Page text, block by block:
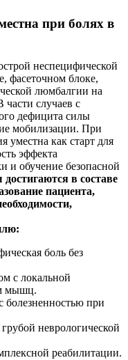
при болях в
неспецифической
фасеточном блоке,
люмбалгии на
случаев с
дефицита силы
мобилизации. При
уместна как старт для
эффекта
и обучение безопасной
в составе
пациента,
боль без
с локальной
мышц.
болезненностью при
неврологической
реабилитации.